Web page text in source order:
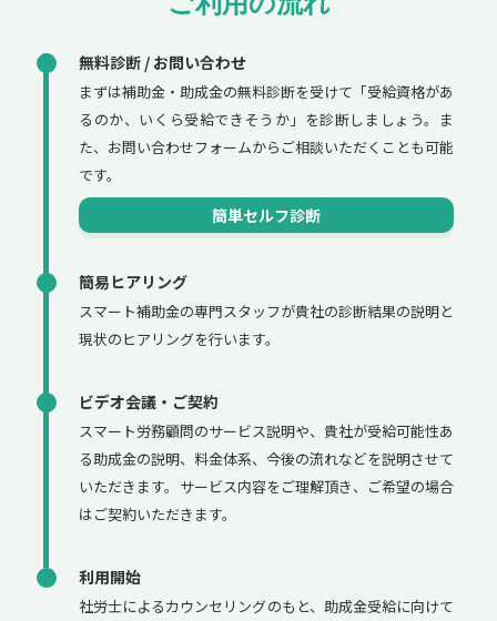
無料診断 / お問い合わせ
まずは補助金・助成金の無料診断を受けて「受給資格があ
るのか、いくら受給できそうか」を診断しましょう。ま
た、お問い合わせフォームからご相談いただくことも可能
です。
簡単セルフ診断
簡易ヒアリング
スマート補助金の専門スタッフが貴社の診断結果の説明と
現状のヒアリングを行います。
ビデオ会議・ご契約
スマート労務顧問のサービス説明や、貴社が受給可能性あ
る助成金の説明、料金体系、今後の流れなどを説明させて
いただきます。サービス内容をご理解頂き、ご希望の場合
はご契約いただきます。
利用開始
社労士によるカウンセリングのもと、助成金受給に向けて